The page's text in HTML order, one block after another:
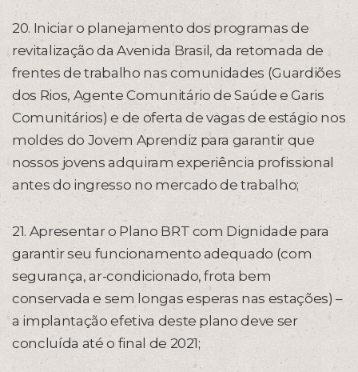
20. Iniciar o planejamento dos programas de
revitalização da Avenida Brasil, da retomada de
frentes de trabalho nas comunidades (Guardiões
dos Rios, Agente Comunitário de Saúde e Garis
Comunitários) e de oferta de vagas de estágio nos
moldes do Jovem Aprendiz para garantir que
nossos jovens adquiram experiência profissional
antes do ingresso no mercado de trabalho;
21. Apresentar o Plano BRT com Dignidade para
garantir seu funcionamento adequado (com
segurança, ar-condicionado, frota bem
conservada e sem longas esperas nas estações) –
a implantação efetiva deste plano deve ser
concluída até o final de 2021;